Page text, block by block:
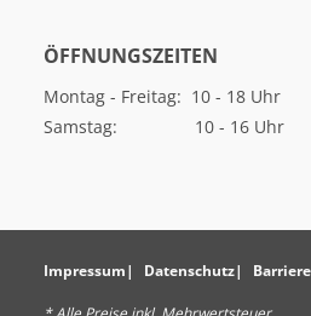
ÖFFNUNGSZEITEN
Montag - Freitag: 10 - 18 Uhr
Samstag: 10 - 16 Uhr
Impressum Datenschutz